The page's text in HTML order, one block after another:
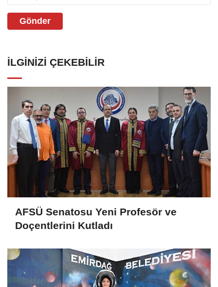
Gönder
İLGINIZI ÇEKEBILIR
AFSÜ Senatosu Yeni Profesör ve
Doçentlerini Kutladı